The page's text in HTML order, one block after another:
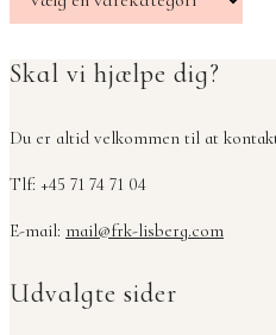
Skal vi hjælpe dig?
Du er altid velkommen til at
Tlf: +45 71 74 71 04
E-mail: mail@frk-lisberg.com
Udvalgte sider